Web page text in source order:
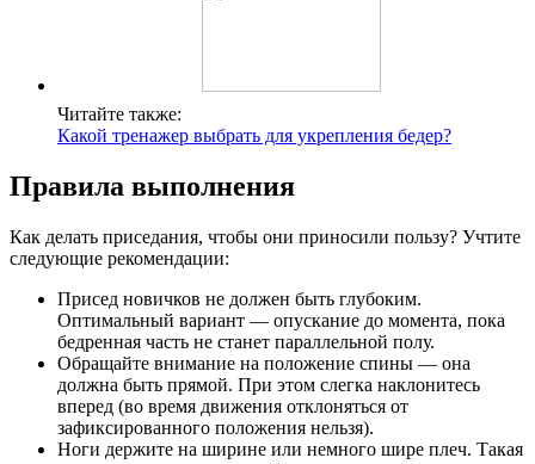
Читайте также:
Какой тренажер выбрать для укрепления бедер?
Правила выполнения
Как делать приседания, чтобы они приносили пользу? Учтите
следующие рекомендации:
Присед новичков не должен быть глубоким.
Оптимальный вариант — опускание до момента, пока
бедренная часть не станет параллельной полу.
Обращайте внимание на положение спины — она
должна быть прямой. При этом слегка наклонитесь
вперед (во время движения отклоняться от
зафиксированного положения нельзя).
Ноги держите на ширине или немного шире плеч. Такая